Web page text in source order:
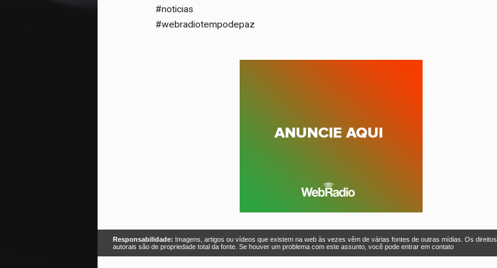
#noticias
#webradiotempodepaz
Responsabilidade: Imagens, artigos ou vídeos que existem na web às vezes vêm de várias fontes de outras mídias. Os direitos
autorais são de propriedade total da fonte. Se houver um problema com este assunto, você pode entrar em contato